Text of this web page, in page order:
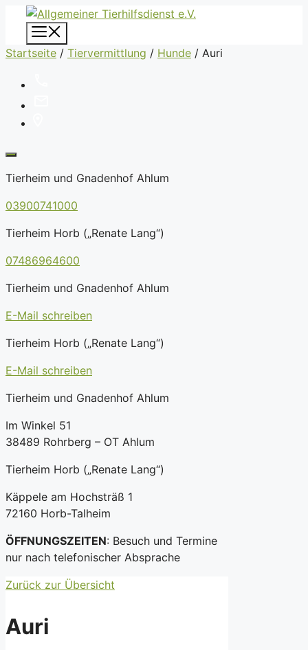
Zum
Inhalt
springen
Startseite / Tiervermittlung / Hunde / Auri
Tierheim und Gnadenhof Ahlum
03900741000
Tierheim Horb („Renate Lang“)
07486964600
Tierheim und Gnadenhof Ahlum
E-Mail schreiben
Tierheim Horb („Renate Lang“)
E-Mail schreiben
Tierheim und Gnadenhof Ahlum
Im Winkel 51
38489 Rohrberg – OT Ahlum
Tierheim Horb („Renate Lang“)
Käppele am Hochsträß 1
72160 Horb-Talheim
ÖFFNUNGSZEITEN: Besuch und Termine
nur nach telefonischer Absprache
Zurück zur Übersicht
Auri